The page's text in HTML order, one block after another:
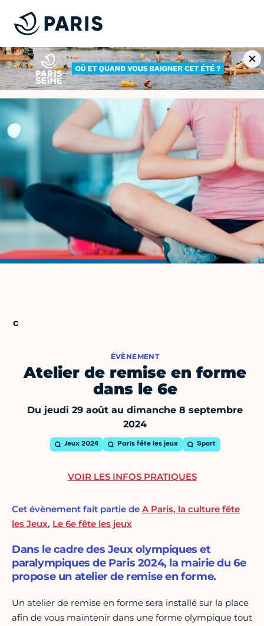
ÉVÈNEMENT
Atelier de remise en forme
dans le 6e
Du jeudi 29 août au dimanche 8 septembre
2024
Jeux 2024 Paris fête les jeux Sport
Cet évènement fait partie de A Paris, la culture fête
les Jeux, Le 6e fête les jeux
Dans le cadre des Jeux olympiques et
paralympiques de Paris 2024, la mairie du 6e
propose un atelier de remise en forme.
Un atelier de remise en forme sera installé sur la place
afin de vous maintenir dans une forme olympique tout
VOIR LES INFOS PRATIQUES